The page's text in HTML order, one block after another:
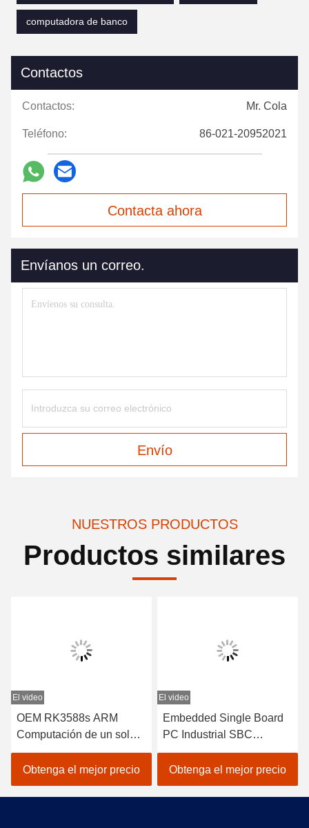
computadora de banco
Contactos
Contactos: Mr. Cola
Teléfono: 86-021-20952021
Contacta ahora
Envíanos un correo.
Envío
NUESTROS PRODUCTOS
Productos similares
El video
OEM RK3588s ARM
Computación de un solo
tablero AI Arm SBC
LBA3588S 128GB
Obtenga el mejor precio
El video
Embedded Single Board
PC Industrial SBC
LKD3399 y Android
RK3399 también incluye
un sistema operativo para
PC.
Obtenga el mejor precio